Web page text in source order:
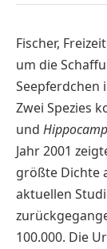
Fischer,
um die
Seepferdchen
Zwei Spezies
und
Jahr 2001
größte Dichte
aktuellen
100.000. Die